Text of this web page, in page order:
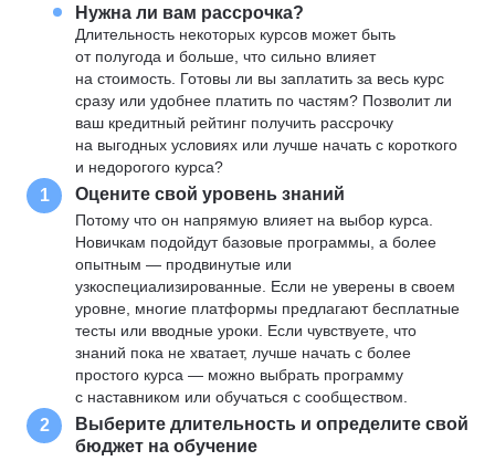
Нужна ли вам рассрочка?
Длительность некоторых курсов может быть
от полугода и больше, что сильно влияет
на стоимость. Готовы ли вы заплатить за весь курс
сразу или удобнее платить по частям? Позволит ли
ваш кредитный рейтинг получить рассрочку
на выгодных условиях или лучше начать с короткого
и недорогого курса?
1 Оцените свой уровень знаний
Потому что он напрямую влияет на выбор курса.
Новичкам подойдут базовые программы, а более
опытным — продвинутые или
узкоспециализированные. Если не уверены в своем
уровне, многие платформы предлагают бесплатные
тесты или вводные уроки. Если чувствуете, что
знаний пока не хватает, лучше начать с более
простого курса — можно выбрать программу
с наставником или обучаться с сообществом.
2
Выберите длительность и определите свой
бюджет на обучение